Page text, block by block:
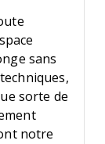
sans
sorte de
notre